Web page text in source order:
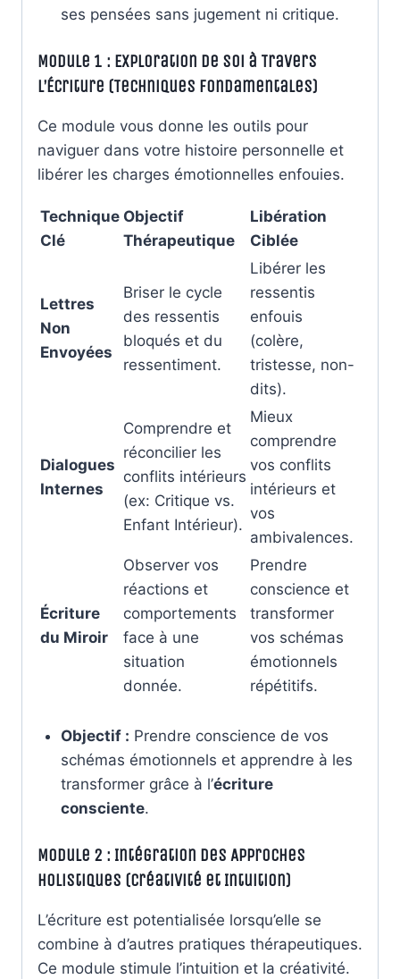
ses pensées sans jugement ni critique.
Module 1 : Exploration de Soi à Travers
l’Écriture (Techniques Fondamentales)
Ce module vous donne les outils pour
naviguer dans votre histoire personnelle et
libérer les charges émotionnelles enfouies.
Technique
Clé
Objectif
Thérapeutique
Libération
Ciblée
Lettres
Non
Envoyées
Briser le cycle
des ressentis
bloqués et du
ressentiment.
Libérer les
ressentis
enfouis
(colère,
tristesse, non-
dits).
Dialogues
Internes
Comprendre et
réconcilier les
conflits intérieurs
(ex: Critique vs.
Enfant Intérieur).
Mieux
comprendre
vos conflits
intérieurs et
vos
ambivalences.
Écriture
du Miroir
Observer vos
réactions et
comportements
face à une
situation
donnée.
Prendre
conscience et
transformer
vos schémas
émotionnels
répétitifs.
Objectif : Prendre conscience de vos
schémas émotionnels et apprendre à les
transformer grâce à l’écriture
consciente.
Module 2 : Intégration des Approches
Holistiques (Créativité et Intuition)
L’écriture est potentialisée lorsqu’elle se
combine à d’autres pratiques thérapeutiques.
Ce module stimule l’intuition et la créativité.